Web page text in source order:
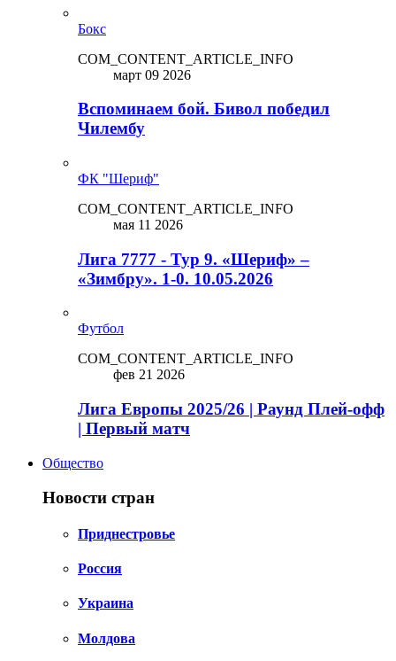
Бокс
COM_CONTENT_ARTICLE_INFO
март 09 2026
Вспоминаем бой. Бивол победил
Чилембу
ФК "Шериф"
COM_CONTENT_ARTICLE_INFO
мая 11 2026
Лига 7777 - Тур 9. «Шериф» –
«Зимбру». 1-0. 10.05.2026
Футбол
COM_CONTENT_ARTICLE_INFO
фев 21 2026
Лига Европы 2025/26 | Раунд Плей-офф
| Первый матч
Общество
Новости стран
Приднестровье
Россия
Украина
Молдова